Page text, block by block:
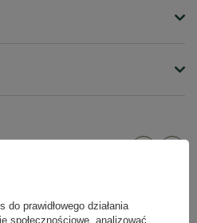
prawidłowego działania
społecznościowe, analizować